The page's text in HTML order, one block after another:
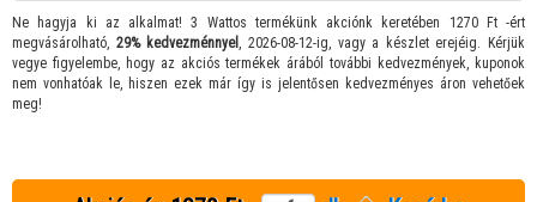
Ne hagyja ki az alkalmat! 3 Wattos termékünk akciónk keretében 1270 Ft -ért
megvásárolható, 29% kedvezménnyel , 2026-08-12-ig, vagy a készlet erejéig. Kérjük
vegye figyelembe, hogy az akciós termékek árából további kedvezmények, kuponok
nem vonhatóak le, hiszen ezek már így is jelentősen kedvezményes áron vehetőek
meg!